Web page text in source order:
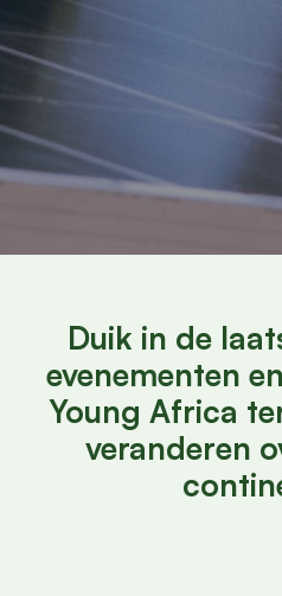
Duik in de
evenementen
Young Africa
veranderen